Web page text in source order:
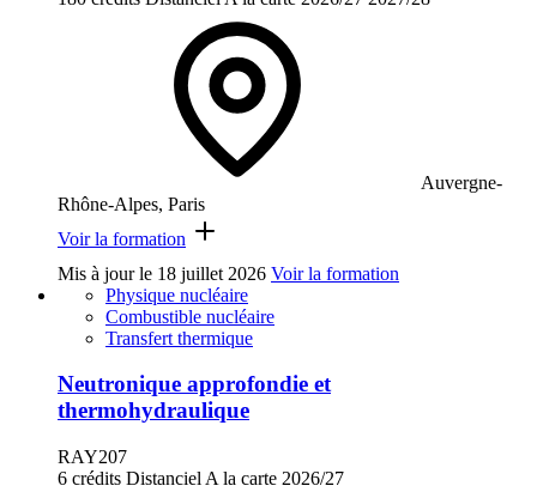
Auvergne-
Rhône-Alpes, Paris
Voir la formation
Mis à jour le 18 juillet 2026 Voir la formation
Physique nucléaire
Combustible nucléaire
Transfert thermique
Neutronique approfondie et
thermohydraulique
RAY207
6 crédits Distanciel A la carte 2026/27